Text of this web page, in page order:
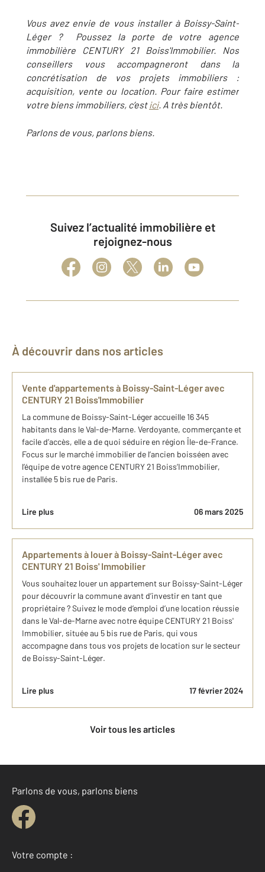
Vous avez envie de vous installer à Boissy-Saint-
Léger ? Poussez la porte de votre agence
immobilière CENTURY 21 Boiss'Immobilier. Nos
conseillers vous accompagneront dans la
concrétisation de vos projets immobiliers :
acquisition, vente ou location. Pour faire estimer
votre biens immobiliers, c’estici. A très bientôt.
Parlons de vous, parlons biens.
Suivez l’actualité immobilière et
rejoignez-nous
À découvrir dans nos articles
Vente d'appartements à Boissy-Saint-Léger avec
CENTURY 21 Boiss'Immobilier
La commune de Boissy-Saint-Léger accueille 16 345
habitants dans le Val-de-Marne. Verdoyante, commerçante et
facile d’accès, elle a de quoi séduire en région Île-de-France.
Focus sur le marché immobilier de l’ancien boisséen avec
l’équipe de votre agence CENTURY 21 Boiss’Immobilier,
installée 5 bis rue de Paris.
Lire plus 06 mars 2025
Appartements à louer à Boissy-Saint-Léger avec
CENTURY 21 Boiss' Immobilier
Vous souhaitez louer un appartement sur Boissy-Saint-Léger
pour découvrir la commune avant d’investir en tant que
propriétaire ? Suivez le mode d’emploi d’une location réussie
dans le Val-de-Marne avec notre équipe CENTURY 21 Boiss'
Immobilier, située au 5 bis rue de Paris, qui vous
accompagne dans tous vos projets de location sur le secteur
de Boissy-Saint-Léger.
Lire plus 17 février 2024
Voir tous les articles
Parlons de vous, parlons biens
Votre compte :